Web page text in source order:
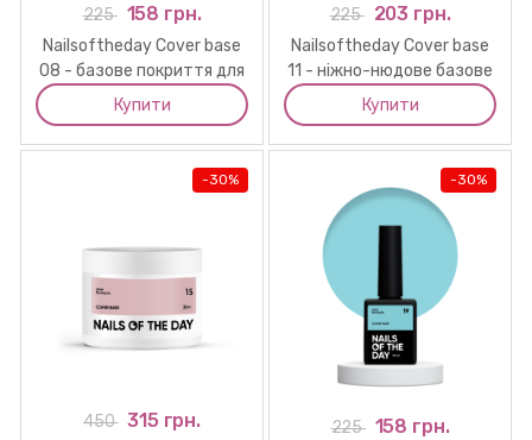
225 158 грн.
Nailsoftheday Cover base
08 - базове покриття для
нігтів кольору капучино,
10 мл
Купити
225 203 грн.
Nailsoftheday Cover base
11 - ніжно-нюдове базове
покриття для нігтів , 10 мл
Купити
-30%
450 315 грн.
-30%
225 158 грн.